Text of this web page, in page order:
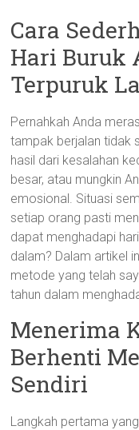
Cara
Hari Buruk
Terpuruk
Pernahkah Anda
tampak berjalan tidak
hasil dari kesalahan
besar, atau mungkin
emosional. Situasi
setiap orang pasti
dapat menghadapi
dalam? Dalam artikel
metode yang telah
tahun dalam
Menerima
Berhenti
Sendiri
Langkah pertama